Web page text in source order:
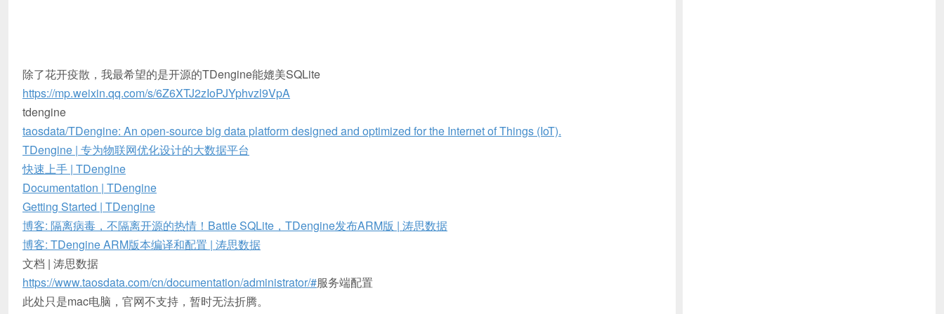
除了花开疫散，我最希望的是开源的TDengine能媲美SQLite
https://mp.weixin.qq.com/s/6Z6XTJ2zIoPJYphvzl9VpA
tdengine
taosdata/TDengine: An open-source big data platform designed and optimized for the Internet of Things (IoT).
TDengine | 专为物联网优化设计的大数据平台
快速上手 | TDengine
Documentation | TDengine
Getting Started | TDengine
博客: 隔离病毒，不隔离开源的热情！Battle SQLite，TDengine发布ARM版 | 涛思数据
博客: TDengine ARM版本编译和配置 | 涛思数据
文档 | 涛思数据
https://www.taosdata.com/cn/documentation/administrator/#服务端配置
此处只是mac电脑，官网不支持，暂时无法折腾。